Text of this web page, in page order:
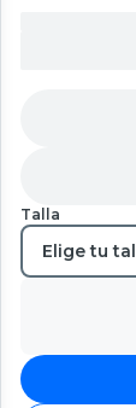
Talla